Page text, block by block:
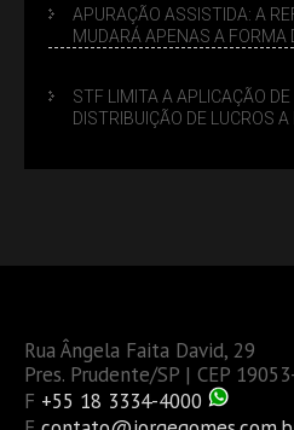
APURAÇÃO ASSISTIDA: A
MUDARÁ APENAS A FORMA
STF LIMITA A APLICAÇÃO DE
DISTRIBUIÇÃO DE LUCROS
Rua Ângela Faita David, 29
Pres. Prudente/SP | CEP
F +55 18 3334-4000